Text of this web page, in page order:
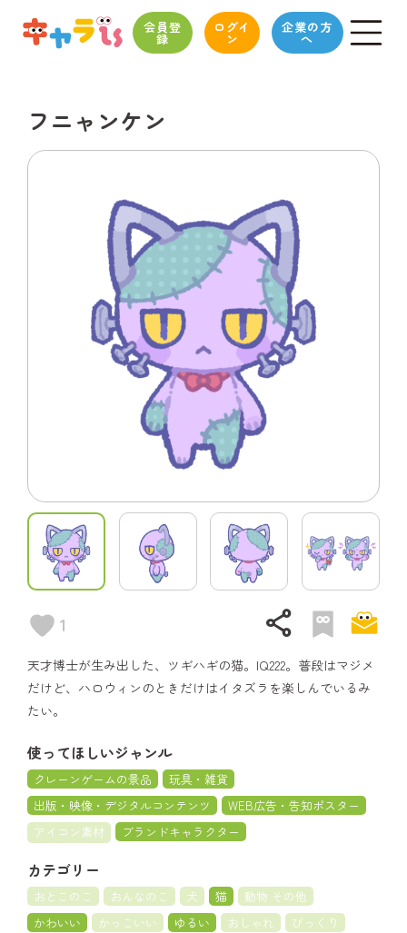
会員登
録
ログイ
ン
企業の方
へ
フニャンケン
1 share
天才博士が生み出した、ツギハギの猫。IQ222。普段はマジメ
だけど、ハロウィンのときだけはイタズラを楽しんでいるみ
たい。
使ってほしいジャンル
クレーンゲームの景品
玩具・雑貨
出版・映像・デジタルコンテンツ
WEB広告・告知ポスター
アイコン素材
ブランドキャラクター
カテゴリー
おとこのこ おんなのこ 犬 猫
動物 その他
かわいい
かっこいい ゆるい おしゃれ
びっくり